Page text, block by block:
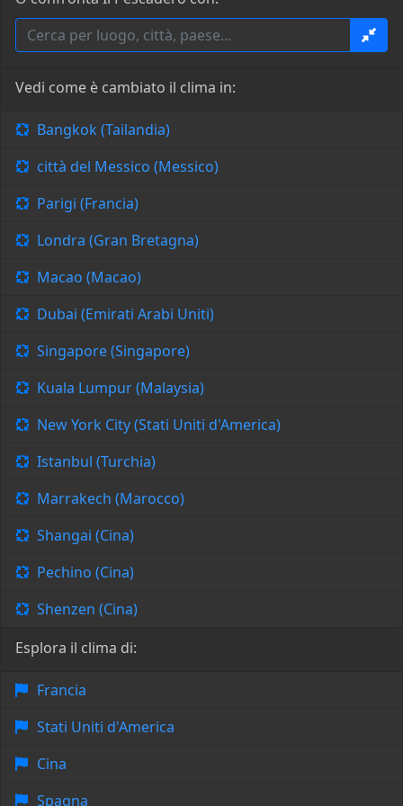
Vedi come è cambiato il clima in:
Bangkok (Tailandia)
città del Messico (Messico)
Parigi (Francia)
Londra (Gran Bretagna)
Macao (Macao)
Dubai (Emirati Arabi Uniti)
Singapore (Singapore)
Kuala Lumpur (Malaysia)
New York City (Stati Uniti d'America)
Istanbul (Turchia)
Marrakech (Marocco)
Shangai (Cina)
Pechino (Cina)
Shenzen (Cina)
Esplora il clima di:
Francia
Stati Uniti d'America
Cina
Spagna